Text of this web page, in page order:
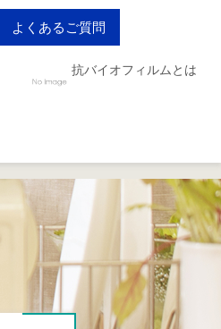
よくあるご質問
抗バイオフィルムとは